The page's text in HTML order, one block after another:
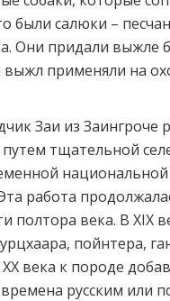
были салюки –
Они придали
выжл применяли на
Заи из Заингроче
тщательной
работа
полтора века. В XIX
пойнтера,
века к породе
русским или